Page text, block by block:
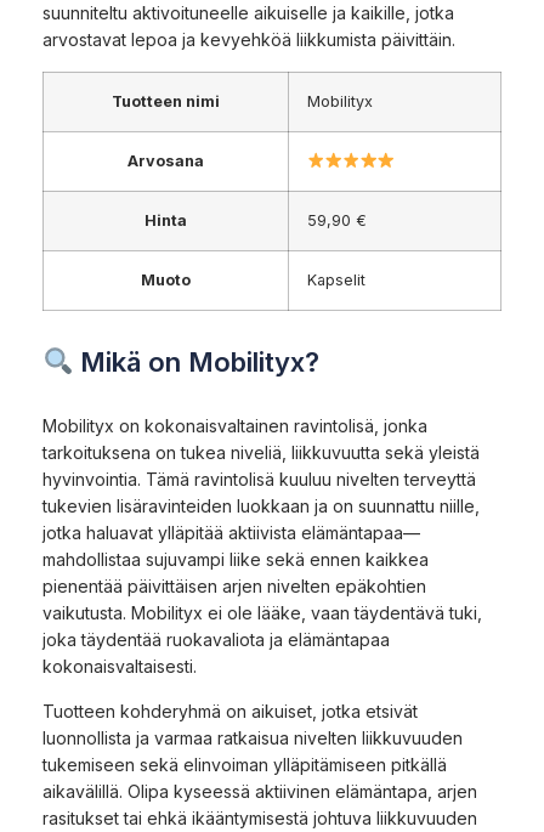
suunniteltu aktivoituneelle aikuiselle ja kaikille, jotka
arvostavat lepoa ja kevyehköä liikkumista päivittäin.
Tuotteen nimi Mobilityx
Arvosana
Hinta 59,90 €
Muoto Kapselit
Mikä on Mobilityx?
Mobilityx on kokonaisvaltainen ravintolisä, jonka
tarkoituksena on tukea niveliä, liikkuvuutta sekä yleistä
hyvinvointia. Tämä ravintolisä kuuluu nivelten terveyttä
tukevien lisäravinteiden luokkaan ja on suunnattu niille,
jotka haluavat ylläpitää aktiivista elämäntapaa—
mahdollistaa sujuvampi liike sekä ennen kaikkea
pienentää päivittäisen arjen nivelten epäkohtien
vaikutusta. Mobilityx ei ole lääke, vaan täydentävä tuki,
joka täydentää ruokavaliota ja elämäntapaa
kokonaisvaltaisesti.
Tuotteen kohderyhmä on aikuiset, jotka etsivät
luonnollista ja varmaa ratkaisua nivelten liikkuvuuden
tukemiseen sekä elinvoiman ylläpitämiseen pitkällä
aikavälillä. Olipa kyseessä aktiivinen elämäntapa, arjen
rasitukset tai ehkä ikääntymisestä johtuva liikkuvuuden